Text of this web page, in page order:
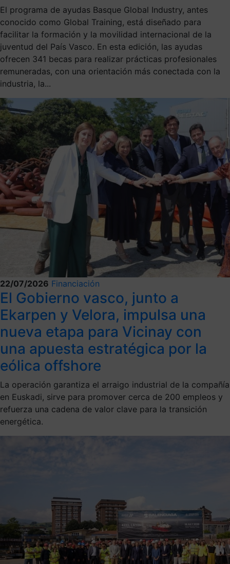
El programa de ayudas Basque Global Industry, antes
conocido como Global Training, está diseñado para
facilitar la formación y la movilidad internacional de la
juventud del País Vasco. En esta edición, las ayudas
ofrecen 341 becas para realizar prácticas profesionales
remuneradas, con una orientación más conectada con la
industria, la...
22/07/2026 Financiación
El Gobierno vasco, junto a
Ekarpen y Velora, impulsa una
nueva etapa para Vicinay con
una apuesta estratégica por la
eólica offshore
La operación garantiza el arraigo industrial de la compañía
en Euskadi, sirve para promover cerca de 200 empleos y
refuerza una cadena de valor clave para la transición
energética.